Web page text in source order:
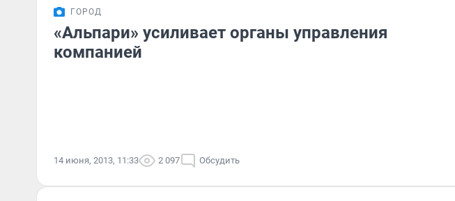
ГОРОД
«Альпари» усиливает органы управления
компанией
14 июня, 2013, 11:33 2 097 Обсудить